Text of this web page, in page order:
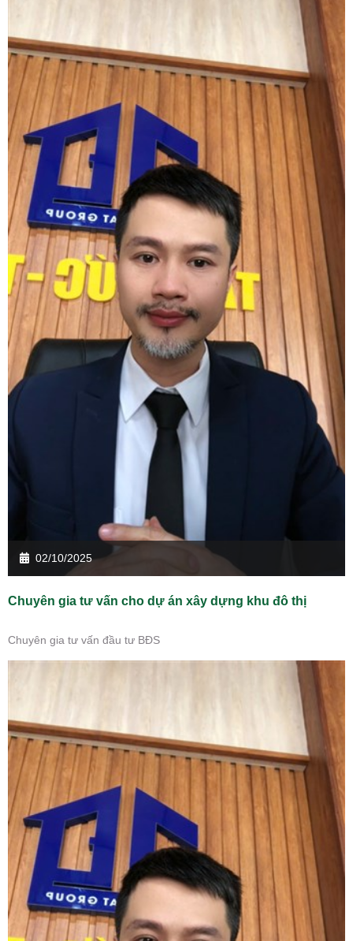
02/10/2025
Chuyên gia tư vấn cho dự án xây dựng khu đô thị
Chuyên gia tư vấn đầu tư BĐS